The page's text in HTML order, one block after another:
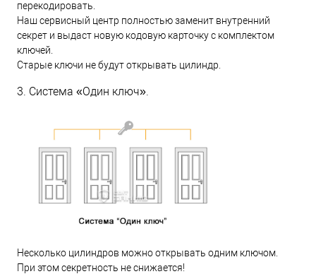
перекодировать.
Наш сервисный центр полностью заменит внутренний
секрет и выдаст новую кодовую карточку с комплектом
ключей.
Старые ключи не будут открывать цилиндр.
3. Система «Один ключ».
Несколько цилиндров можно открывать одним ключом.
При этом секретность не снижается!